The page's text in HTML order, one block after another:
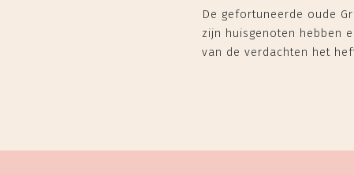
De gefortuneerde oude
zijn huisgenoten hebben
van de verdachten het